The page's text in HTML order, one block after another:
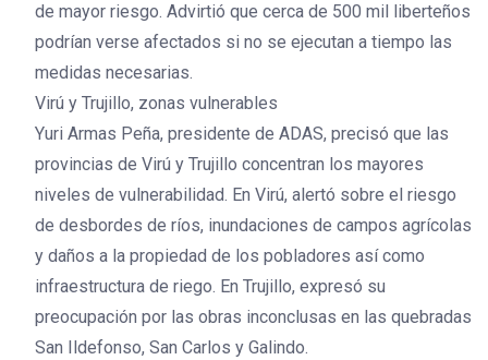
de mayor riesgo. Advirtió que cerca de 500 mil liberteños
podrían verse afectados si no se ejecutan a tiempo las
medidas necesarias.
Virú y Trujillo, zonas vulnerables
Yuri Armas Peña, presidente de ADAS, precisó que las
provincias de Virú y Trujillo concentran los mayores
niveles de vulnerabilidad. En Virú, alertó sobre el riesgo
de desbordes de ríos, inundaciones de campos agrícolas
y daños a la propiedad de los pobladores así como
infraestructura de riego. En Trujillo, expresó su
preocupación por las obras inconclusas en las quebradas
San Ildefonso, San Carlos y Galindo.